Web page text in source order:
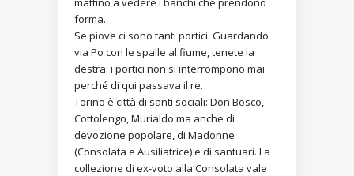
forma.
Se piove ci sono tanti portici. Guardando
via Po con le spalle al fiume, tenete la
destra: i portici non si interrompono mai
perché di qui passava il re.
Torino è città di santi sociali: Don Bosco,
Cottolengo, Murialdo ma anche di
devozione popolare, di Madonne
(Consolata e Ausiliatrice) e di santuari. La
collezione di ex-voto alla Consolata vale